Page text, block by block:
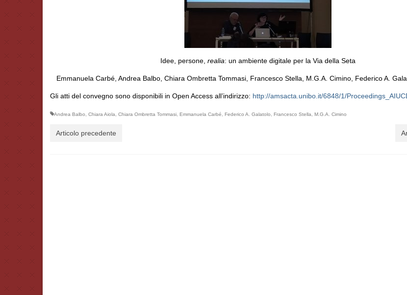
Idee, persone, realia: un ambiente digitale per la Via della Seta
Emmanuela Carbé, Andrea Balbo, Chiara Ombretta Tommasi, Francesco Stella, M.G.A. Cimino, Federico A.
Gli atti del convegno sono disponibili in Open Access all’indirizzo: http://amsacta.unibo.it/6848/1/
Andrea Balbo Chiara Aiola Chiara Ombretta Tommasi Emmanuela Carbé Federico A. Galatolo Francesco Stella M.G.A. Cimino
Articolo precedente